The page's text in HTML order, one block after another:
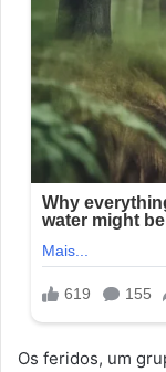
Os feridos, um